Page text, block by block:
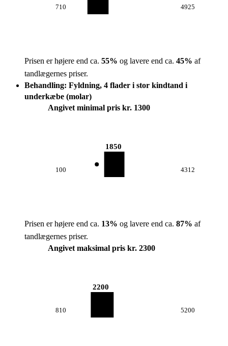
710 4925
Prisen er højere end ca. 55% og lavere end ca. 45% af
tandlægernes priser.
Behandling: Fyldning, 4 flader i stor kindtand i
underkæbe (molar)
Angivet minimal pris kr. 1300
100
1850
4312
Prisen er højere end ca. 13% og lavere end ca. 87% af
tandlægernes priser.
Angivet maksimal pris kr. 2300
810
2200
5200